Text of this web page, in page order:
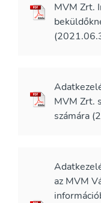
MVM Zrt.
MVM Zrt.
számára
az MVM